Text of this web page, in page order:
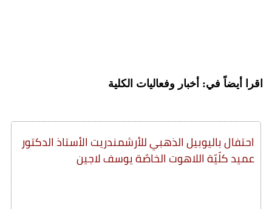
اقرا أيضاً في: أخبار وفعاليات الكلية
احتفال باليوبيل الذهبي للأرشمندريت الأستاذ الدكتور
عميد كلّيّة اللاهوت الخاصّة يوسف لاجين